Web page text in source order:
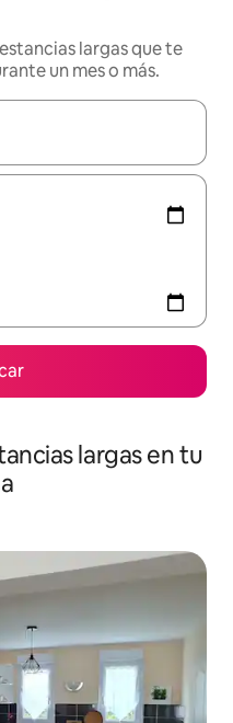
largas que te
un mes o más.
podrás navegar
largas en tu